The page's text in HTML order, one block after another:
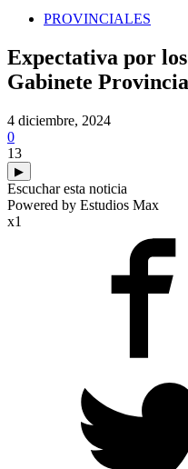
PROVINCIALES
Expectativa por
Gabinete
4 diciembre, 2024
0
13
▶
Escuchar esta noticia
Powered by Estudios Max
x1